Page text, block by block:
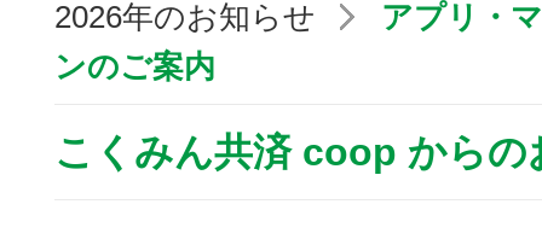
2026年のお知らせ
アプリ・
ンのご案内
こくみん共済 coop からの